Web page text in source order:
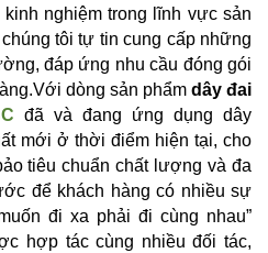
nghiệm trong lĩnh vực sản
tôi tự tin cung cấp những
đáp ứng nhu cầu đóng gói
dòng sản phẩm dây đai
đã và đang ứng dụng dây
mới ở thời điểm hiện tại, cho
tiêu chuẩn chất lượng và đa
để khách hàng có nhiều sự
đi xa phải đi cùng nhau”
hợp tác cùng nhiều đối tác,